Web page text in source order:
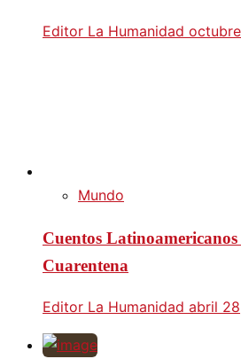
Editor La Humanidad
Mundo
Cuentos
Cuarentena
Editor La Humanidad abril